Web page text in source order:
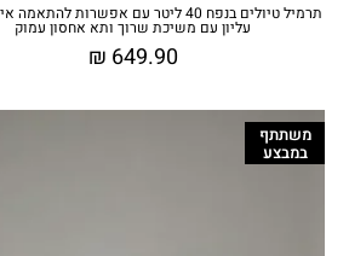
תרמיל טיולים בנפח 40 ליטר עם אפשרות
עליון עם משיכת שרוך ותא אחסון עמוק
₪ 649.90
משתתף
במבצע